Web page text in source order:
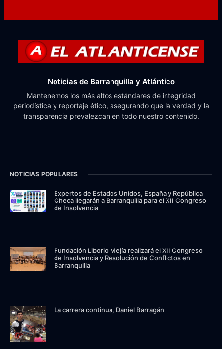
Noticias de Barranquilla y Atlántico
Mantenemos los más altos estándares de integridad
periodística y reportaje ético, asegurando que la verdad y la
transparencia prevalezcan en todo nuestro contenido.
NOTICIAS POPULARES
Expertos de Estados Unidos, España y República
Checa llegarán a Barranquilla para el XII Congreso
de Insolvencia
Fundación Liborio Mejía realizará el XII Congreso
de Insolvencia y Resolución de Conflictos en
Barranquilla
La carrera continua, Daniel Barragán